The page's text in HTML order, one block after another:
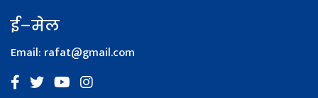
ई–मेल
Email: rafat@gmail.com